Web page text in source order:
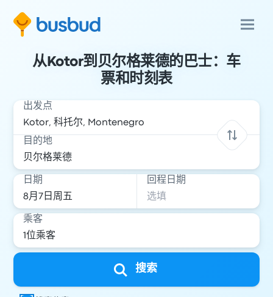
从Kotor到贝尔格莱德的巴士：车
票和时刻表
出发点
目的地
日期 回程日期
乘客
搜索